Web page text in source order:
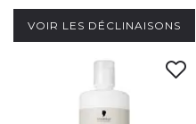
VOIR LES DÉCLINAISONS